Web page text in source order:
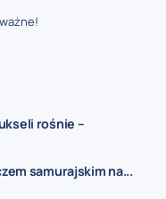
rośnie –
samurajskim na...